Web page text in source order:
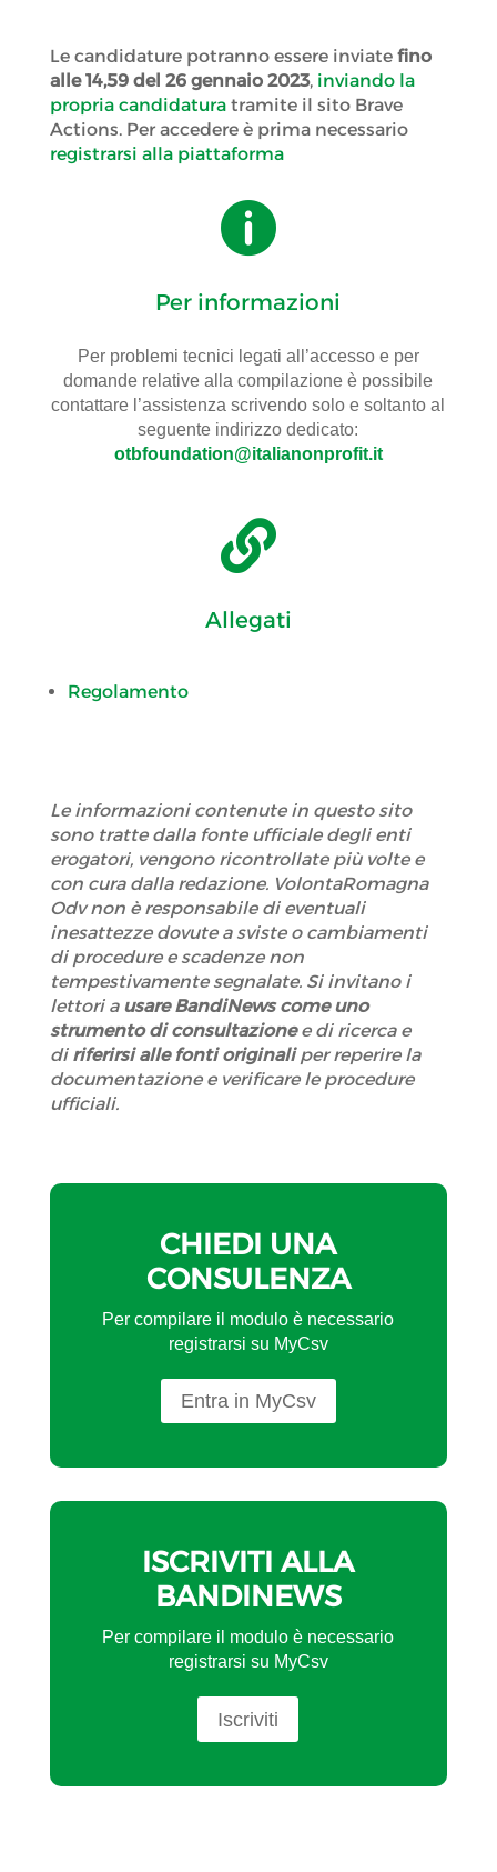
Le candidature potranno essere inviatefino
alle 14,59 del 26 gennaio 2023, inviando la
propria candidaturatramite il sito Brave
Actions. Per accedere è prima necessario
registrarsi alla piattaforma

Per informazioni
Per problemi tecnici legati all’accesso e per
domande relative alla compilazione è possibile
contattare l’assistenza scrivendo solo e soltanto al
seguente indirizzo dedicato:
otbfoundation@italianonprofit.it

Allegati
Regolamento
Le informazioni contenute in questo sito
sono tratte dalla fonte ufficiale degli enti
erogatori, vengono ricontrollate più volte e
con cura dalla redazione. VolontaRomagna
Odv non è responsabile di eventuali
inesattezze dovute a sviste o cambiamenti
di procedure e scadenze non
tempestivamente segnalate. Si invitano i
lettori a usare BandiNews come uno
strumento di consultazione e di ricerca e
di riferirsi alle fonti originali per reperire la
documentazione e verificare le procedure
ufficiali.
CHIEDI UNA
CONSULENZA
Per compilare il modulo è necessario
registrarsi su MyCsv
Entra in MyCsv
ISCRIVITI ALLA
BANDINEWS
Per compilare il modulo è necessario
registrarsi su MyCsv
Iscriviti